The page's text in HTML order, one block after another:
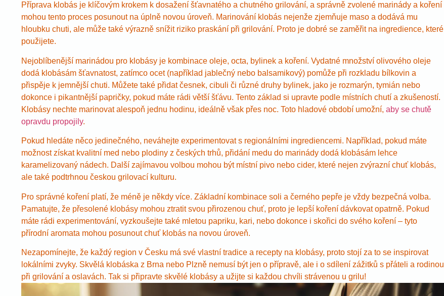
Příprava klobás je klíčovým krokem k dosažení šťavnatého a chutného grilování, a správně zvolené marinády a koření
mohou tento proces posunout na úplně novou úroveň. Marinování klobás nejenže zjemňuje maso a dodává mu
hloubku chuti, ale může také výrazně snížit riziko praskání při grilování. Proto je dobré se zaměřit na ingredience, které
použijete.
Nejoblíbenější marinádou pro klobásy je kombinace oleje, octa, bylinek a koření. Vydatné množství olivového oleje
dodá klobásám šťavnatost, zatímco ocet (například jablečný nebo balsamikový) pomůže při rozkladu bílkovin a
přispěje k jemnější chuti. Můžete také přidat česnek, cibuli či různé druhy bylinek, jako je rozmarýn, tymián nebo
dokonce i pikantnější papričky, pokud máte rádi větší šťávu. Tento základ si upravte podle místních chutí a zkušeností.
Klobásy nechte marinovat alespoň jednu hodinu, ideálně však přes noc. Toto hladové období umožní, aby se chutě
opravdu propojily.
Pokud hledáte něco jedinečného, neváhejte experimentovat s regionálními ingrediencemi. Například, pokud máte
možnost získat kvalitní med nebo plodiny z českých trhů, přidání medu do marinády dodá klobásám lehce
karamelizovaný nádech. Další zajímavou volbou mohou být místní pivo nebo cider, které nejen zvýrazní chuť klobás,
ale také podtrhnou českou grilovací kulturu.
Pro správné koření platí, že méně je někdy více. Základní kombinace soli a černého pepře je vždy bezpečná volba.
Pamatujte, že přesolené klobásy mohou ztratit svou přirozenou chuť, proto je lepší koření dávkovat opatrně. Pokud
máte rádi experimentování, vyzkoušejte také mletou papriku, kari, nebo dokonce i skořici do svého koření – tyto
přírodní aromata mohou posunout chuť klobás na novou úroveň.
Nezapomínejte, že každý region v Česku má své vlastní tradice a recepty na klobásy, proto stojí za to se inspirovat
lokálními zvyky. Skvělá klobáska z Brna nebo Plzně nemusí být jen o přípravě, ale i o sdílení zážitků s přáteli a rodinou
při grilování a oslavách. Tak si připravte skvělé klobásy a užijte si každou chvíli strávenou u grilu!